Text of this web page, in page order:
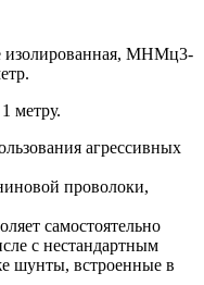
изолированная, МНМц3-
метру.
агрессивных
проволоки,
самостоятельно
с нестандартным
шунты, встроенные в